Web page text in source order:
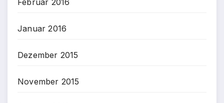
Februar 2016
Januar 2016
Dezember 2015
November 2015